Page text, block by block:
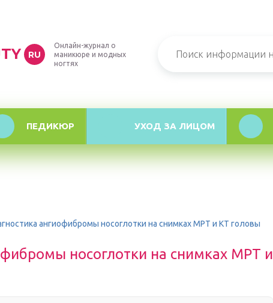
RU
Онлайн-журнал о
маникюре и модных
ногтях
ПЕДИКЮР УХОД ЗА ЛИЦОМ
ангиофибромы носоглотки на снимках МРТ и КТ головы
носоглотки на снимках МРТ и